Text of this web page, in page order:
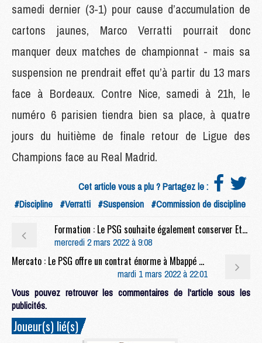
samedi dernier (3-1) pour cause d’accumulation de
cartons jaunes, Marco Verratti pourrait donc
manquer deux matches de championnat - mais sa
suspension ne prendrait effet qu’à partir du 13 mars
face à Bordeaux. Contre Nice, samedi à 21h, le
numéro 6 parisien tiendra bien sa place, à quatre
jours du huitième de finale retour de Ligue des
Champions face au Real Madrid.
Cet article vous a plu ? Partagez le :
#Discipline #Verratti #Suspension #Commission de discipline
Formation : Le PSG souhaite également conserver Ethan Mbappé
mercredi 2 mars 2022 à 9:08
Mercato : Le PSG offre un contrat énorme à Mbappé et y croit fermement
mardi 1 mars 2022 à 22:01
Vous pouvez retrouver les commentaires de l'article sous les
publicités.
Joueur(s) lié(s)